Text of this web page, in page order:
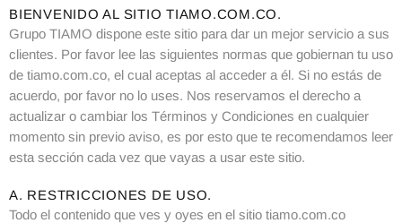
BIENVENIDO AL SITIO TIAMO.COM.CO.
Grupo TIAMO dispone este sitio para dar un mejor servicio a sus
clientes. Por favor lee las siguientes normas que gobiernan tu uso
de tiamo.com.co, el cual aceptas al acceder a él. Si no estás de
acuerdo, por favor no lo uses. Nos reservamos el derecho a
actualizar o cambiar los Términos y Condiciones en cualquier
momento sin previo aviso, es por esto que te recomendamos leer
esta sección cada vez que vayas a usar este sitio.
A. RESTRICCIONES DE USO.
Todo el contenido que ves y oyes en el sitio tiamo.com.co